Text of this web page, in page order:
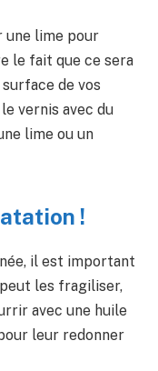
une lime pour
le fait que ce sera
de vos
vernis avec du
lime ou un
!
il est important
les fragiliser,
avec une huile
leur redonner